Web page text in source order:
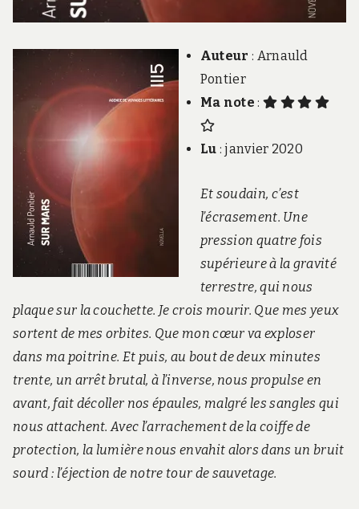
Auteur : Arnauld
Pontier
Ma note :
Lu : janvier 2020
Et soudain, c’est
l’écrasement. Une
pression quatre fois
supérieure à la gravité
terrestre, qui nous
plaque sur la couchette. Je crois mourir. Que mes yeux
sortent de mes orbites. Que mon cœur va exploser
dans ma poitrine. Et puis, au bout de deux minutes
trente, un arrêt brutal, à l’inverse, nous propulse en
avant, fait décoller nos épaules, malgré les sangles qui
nous attachent. Avec l’arrachement de la coiffe de
protection, la lumière nous envahit alors dans un bruit
sourd : l’éjection de notre tour de sauvetage.